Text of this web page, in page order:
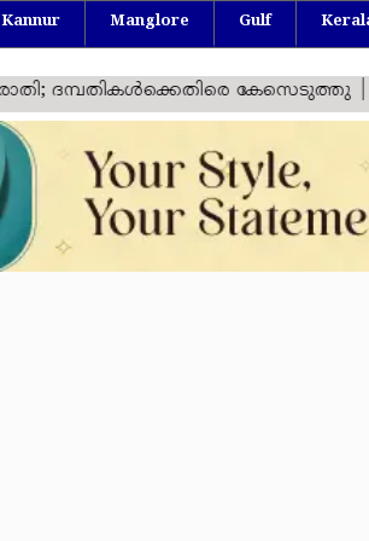
Kannur Manglore Gulf